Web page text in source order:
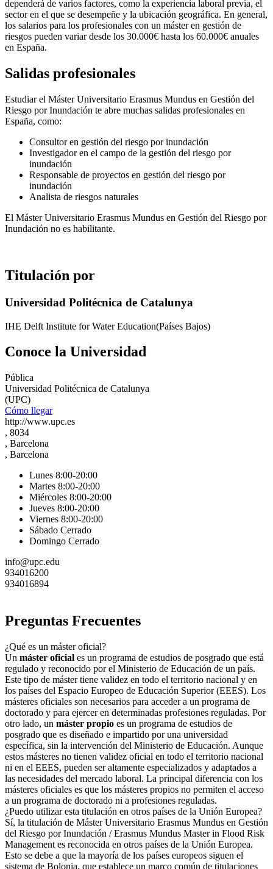
dependerá de varios factores, como la experiencia laboral previa, el
sector en el que se desempeñe y la ubicación geográfica. En general,
los salarios para los profesionales con un máster en gestión de
riesgos pueden variar desde los 30.000€ hasta los 60.000€ anuales
en España.
Salidas profesionales
Estudiar el Máster Universitario Erasmus Mundus en Gestión del
Riesgo por Inundación te abre muchas salidas profesionales en
España, como:
Consultor en gestión del riesgo por inundación
Investigador en el campo de la gestión del riesgo por
inundación
Responsable de proyectos en gestión del riesgo por
inundación
Analista de riesgos naturales
El Máster Universitario Erasmus Mundus en Gestión del Riesgo por
Inundación no es habilitante.
Titulación por
Universidad Politécnica de Catalunya
IHE Delft Institute for Water Education(Países Bajos)
Conoce la Universidad
Pública
Universidad Politécnica de Catalunya
(UPC)
Cómo llegar
http://www.upc.es
, 8034
, Barcelona
, Barcelona
Lunes 8:00-20:00
Martes 8:00-20:00
Miércoles 8:00-20:00
Jueves 8:00-20:00
Viernes 8:00-20:00
Sábado Cerrado
Domingo Cerrado
info@upc.edu
934016200
934016894
Preguntas Frecuentes
¿Qué es un máster oficial?
Un máster oficial es un programa de estudios de posgrado que está
regulado y reconocido por el Ministerio de Educación de un país.
Este tipo de máster tiene validez en todo el territorio nacional y en
los países del Espacio Europeo de Educación Superior (EEES). Los
másteres oficiales son necesarios para acceder a un programa de
doctorado y para ejercer en determinadas profesiones reguladas. Por
otro lado, un máster propio es un programa de estudios de
posgrado que es diseñado e impartido por una universidad
específica, sin la intervención del Ministerio de Educación. Aunque
estos másteres no tienen validez oficial en todo el territorio nacional
ni en el EEES, pueden ser altamente especializados y adaptados a
las necesidades del mercado laboral. La principal diferencia con los
másteres oficiales es que los másteres propios no permiten el acceso
a un programa de doctorado ni a profesiones reguladas.
¿Puedo utilizar esta titulación en otros países de la Unión Europea?
Sí, la titulación de Máster Universitario Erasmus Mundus en Gestión
del Riesgo por Inundación / Erasmus Mundus Master in Flood Risk
Management es reconocida en otros países de la Unión Europea.
Esto se debe a que la mayoría de los países europeos siguen el
sistema de Bolonia, que establece un marco común de titulaciones